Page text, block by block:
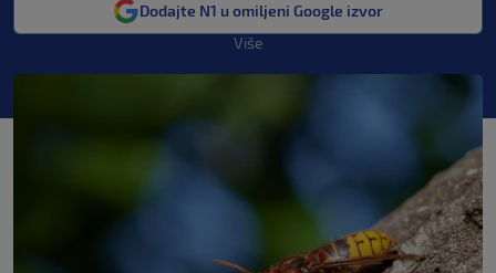
Dodajte N1 u omiljeni Google izvor
Više